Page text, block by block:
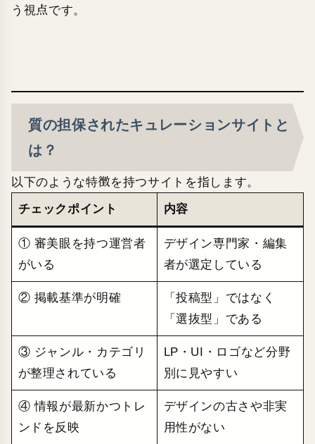
う視点です。
質の担保されたキュレーションサイトと
は？
以下のような特徴を持つサイトを指します。
チェックポイント 内容
① 審美眼を持つ運営者
がいる
デザイン専門家・編集
者が選定している
② 掲載基準が明確
「投稿型」ではなく
「選抜型」である
③ ジャンル・カテゴリ
が整理されている
LP・UI・ロゴなど分野
別に見やすい
④ 情報が最新かつトレ
ンドを反映
デザインの古さや非実
用性がない